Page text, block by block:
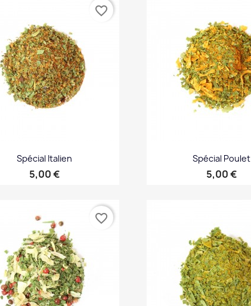
Spécial Italien
Prix
5,00 €
favorite_border
Spécial Poulet
Prix
5,00 €
favorite_border